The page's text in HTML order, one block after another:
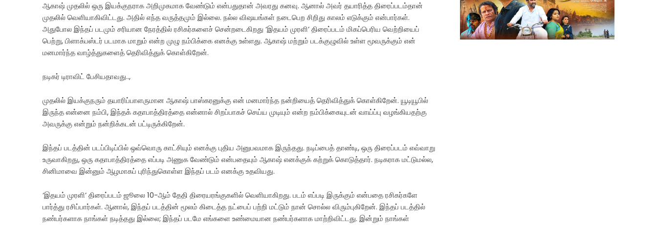
ஆகாஷ் முதலில் ஒரு இயக்குநராக அறிமுகமாக வேண்டும் என்பதுதான் அவரது கனவு. ஆனால் அவர் தயாரித்த திரைப்படம்தான்
முதலில் வெளியாகிவிட்டது. அதில் எந்த வருத்தமும் இல்லை. நல்ல விஷயங்கள் நடைபெற சிறிது காலம் எடுக்கும் என்பார்கள்.
அதுபோல இந்தப் படமும் சரியான நேரத்தில் ரசிகர்களைச் சென்றடைகிறது ‘இதயம் முரளி’ திரைப்படம் மிகப்பெரிய வெற்றியைப்
பெற்று, பிளாக்பஸ்டர் படமாக மாறும் என்ற முழு நம்பிக்கை எனக்கு உள்ளது. ஆகாஷ் மற்றும் படக்குழுவில் உள்ள மூவருக்கும் என்
மனமார்ந்த வாழ்த்துகளைத் தெரிவித்துக் கொள்கிறேன்.
நடிகர் டிராவிட் பேசியதாவது..,
முதலில் இயக்குநரும் தயாரிப்பாளருமான ஆகாஷ் பாஸ்கரனுக்கு என் மனமார்ந்த நன்றியைத் தெரிவித்துக் கொள்கிறேன். யூடியூபில்
இருந்த என்னை நம்பி, இந்தக் கதாபாத்திரத்தை என்னால் சிறப்பாகச் செய்ய முடியும் என்ற நம்பிக்கையுடன் வாய்ப்பு வழங்கியதற்கு
அவருக்கு என்றும் நன்றிக்கடன் பட்டிருக்கிறேன்.
இந்தப் படத்தின் படப்பிடிப்பில் ஒவ்வொரு காட்சியும் எனக்கு புதிய அனுபவமாக இருந்தது. நடிப்பைத் தாண்டி, ஒரு திரைப்படம் எவ்வாறு
உருவாகிறது, ஒரு கதாபாத்திரத்தை எப்படி அணுக வேண்டும் என்பதையும் ஆகாஷ் எனக்குக் கற்றுக் கொடுத்தார். நடிகராக மட்டுமல்ல,
சினிமாவை இன்னும் ஆழமாகப் புரிந்துகொள்ள இந்தப் படம் எனக்கு உதவியது.
‘இதயம் முரளி’ திரைப்படம் ஜூலை 10-ஆம் தேதி திரையரங்குகளில் வெளியாகிறது. படம் எப்படி இருக்கும் என்பதை ரசிகர்களே
பார்த்து ரசிப்பார்கள். ஆனால், இந்தப் படத்தின் மூலம் கிடைத்த நட்பைப் பற்றி மட்டும் நான் சொல்ல விரும்புகிறேன். இந்தப் படத்தில்
நண்பர்களாக நாங்கள் நடித்தது இல்லை; இந்தப் படமே எங்களை உண்மையான நண்பர்களாக மாற்றிவிட்டது. இன்றும் நாங்கள்